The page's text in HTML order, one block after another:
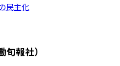
民主化
報社）